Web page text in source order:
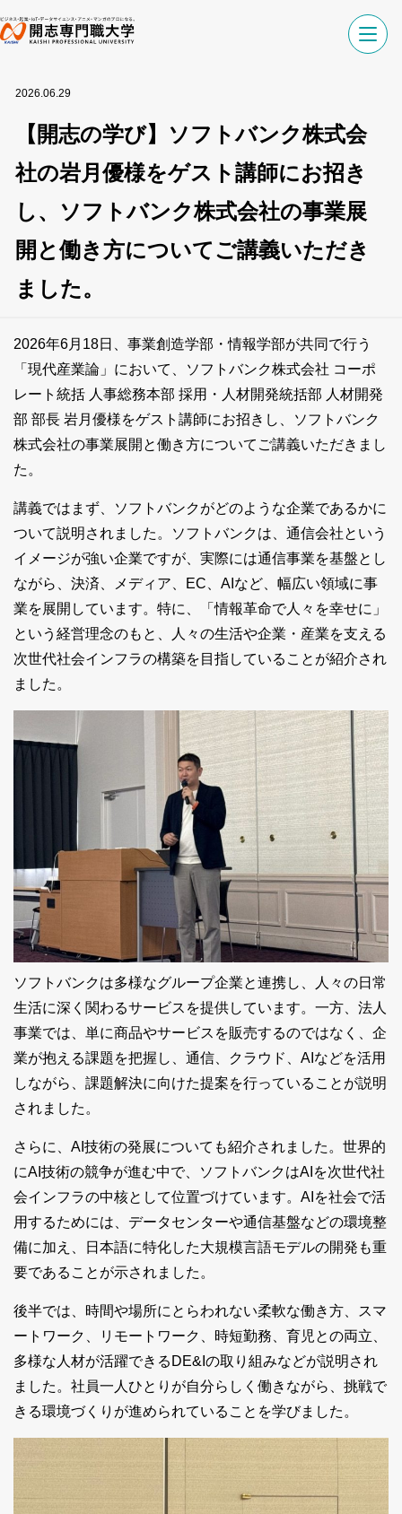
2026.06.29
【開志の学び】ソフトバンク株式会
社の岩月優様をゲスト講師にお招き
し、ソフトバンク株式会社の事業展
開と働き方についてご講義いただき
ました。
2026年6月18日、事業創造学部・情報学部が共同で行う
「現代産業論」において、ソフトバンク株式会社 コーポ
レート統括 人事総務本部 採用・人材開発統括部 人材開発
部 部長 岩月優様をゲスト講師にお招きし、ソフトバンク
株式会社の事業展開と働き方についてご講義いただきまし
た。
講義ではまず、ソフトバンクがどのような企業であるかに
ついて説明されました。ソフトバンクは、通信会社という
イメージが強い企業ですが、実際には通信事業を基盤とし
ながら、決済、メディア、EC、AIなど、幅広い領域に事
業を展開しています。特に、「情報革命で人々を幸せに」
という経営理念のもと、人々の生活や企業・産業を支える
次世代社会インフラの構築を目指していることが紹介され
ました。
ソフトバンクは多様なグループ企業と連携し、人々の日常
生活に深く関わるサービスを提供しています。一方、法人
事業では、単に商品やサービスを販売するのではなく、企
業が抱える課題を把握し、通信、クラウド、AIなどを活用
しながら、課題解決に向けた提案を行っていることが説明
されました。
さらに、AI技術の発展についても紹介されました。世界的
にAI技術の競争が進む中で、ソフトバンクはAIを次世代社
会インフラの中核として位置づけています。AIを社会で活
用するためには、データセンターや通信基盤などの環境整
備に加え、日本語に特化した大規模言語モデルの開発も重
要であることが示されました。
後半では、時間や場所にとらわれない柔軟な働き方、スマ
ートワーク、リモートワーク、時短勤務、育児との両立、
多様な人材が活躍できるDE&Iの取り組みなどが説明され
ました。社員一人ひとりが自分らしく働きながら、挑戦で
きる環境づくりが進められていることを学びました。